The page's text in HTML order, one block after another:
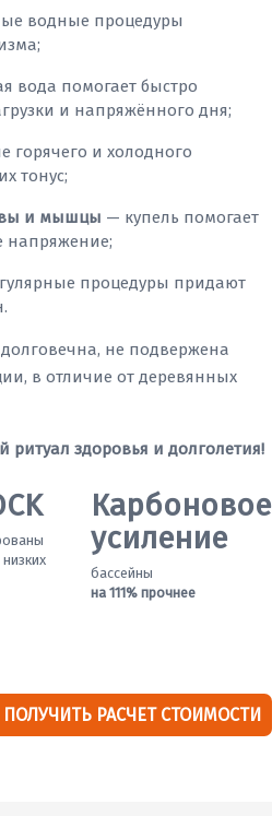
водные процедуры
вода помогает быстро
и напряжённого дня;
горячего и холодного
тонус;
и мышцы — купель помогает
напряжение;
процедуры придают
не подвержена
в отличие от деревянных
здоровья и долголетия!
Карбоновое
усиление
бассейны
на 111% прочнее
ПОЛУЧИТЬ РАСЧЕТ СТОИМОСТИ